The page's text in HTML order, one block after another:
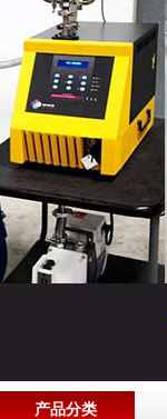
产品分类